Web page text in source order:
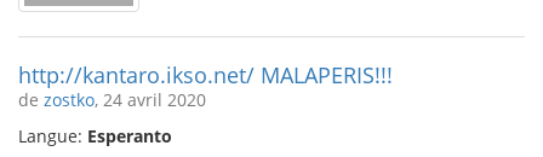
http://kantaro.ikso.net/ MALAPERIS!!!
de zostko, 24 avril 2020
Langue: Esperanto